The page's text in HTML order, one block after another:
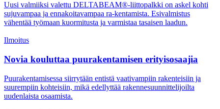
Uusi valmiiksi valettu DELTABEAM®-liittopalkki on askel kohti
sujuvampaa ja ennakoitavampaa ra-kentamista. Esivalmistus
vähentää työmaan kuormitusta ja varmistaa tasaisen laadun.
Ilmoitus
Novia kouluttaa puurakentamisen erityisosaajia
Puurakentamisessa siirrytään entistä vaativampiin rakenteisiin ja
suurempiin kohteisiin, mikä edellyttää rakennesuunnittelijoilta
uudenlaista osaamista.